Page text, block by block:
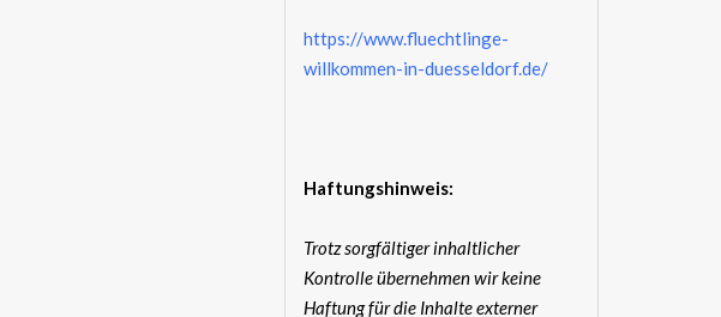
https://www.fluechtlinge-
willkommen-in-duesseldorf.de/
Haftungshinweis:
Trotz sorgfältiger inhaltlicher
Kontrolle übernehmen wir keine
Haftung für die Inhalte externer